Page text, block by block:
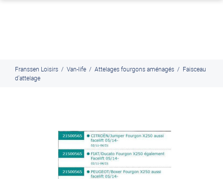
Franssen Loisirs / Van-life / Attelages fourgons aménagés / Faisceau
d'attelage